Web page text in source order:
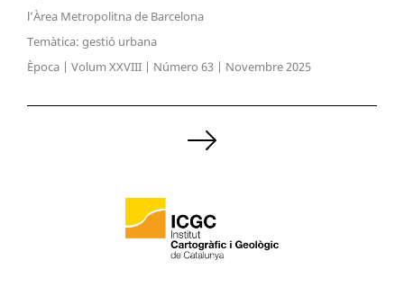
l’Àrea Metropolitna de Barcelona
Temàtica: gestió urbana
Època | Volum XXVIII | Número 63 | Novembre 2025